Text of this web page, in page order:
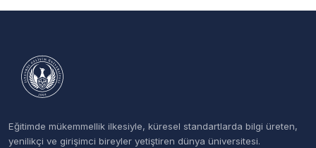
Eğitimde mükemmellik ilkesiyle, küresel standartlarda bilgi üreten,
yenilikçi ve girişimci bireyler yetiştiren dünya üniversitesi.